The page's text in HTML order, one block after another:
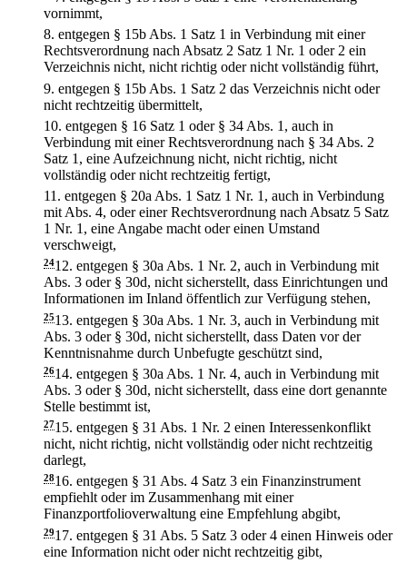
vornimmt,
8. entgegen § 15b Abs. 1 Satz 1 in Verbindung mit einer
Rechtsverordnung nach Absatz 2 Satz 1 Nr. 1 oder 2 ein
Verzeichnis nicht, nicht richtig oder nicht vollständig führt,
9. entgegen § 15b Abs. 1 Satz 2 das Verzeichnis nicht oder
nicht rechtzeitig übermittelt,
10. entgegen § 16 Satz 1 oder § 34 Abs. 1, auch in
Verbindung mit einer Rechtsverordnung nach § 34 Abs. 2
Satz 1, eine Aufzeichnung nicht, nicht richtig, nicht
vollständig oder nicht rechtzeitig fertigt,
11. entgegen § 20a Abs. 1 Satz 1 Nr. 1, auch in Verbindung
mit Abs. 4, oder einer Rechtsverordnung nach Absatz 5 Satz
1 Nr. 1, eine Angabe macht oder einen Umstand
verschweigt,
2412. entgegen § 30a Abs. 1 Nr. 2, auch in Verbindung mit
Abs. 3 oder § 30d, nicht sicherstellt, dass Einrichtungen und
Informationen im Inland öffentlich zur Verfügung stehen,
2513. entgegen § 30a Abs. 1 Nr. 3, auch in Verbindung mit
Abs. 3 oder § 30d, nicht sicherstellt, dass Daten vor der
Kenntnisnahme durch Unbefugte geschützt sind,
2614. entgegen § 30a Abs. 1 Nr. 4, auch in Verbindung mit
Abs. 3 oder § 30d, nicht sicherstellt, dass eine dort genannte
Stelle bestimmt ist,
2715. entgegen § 31 Abs. 1 Nr. 2 einen Interessenkonflikt
nicht, nicht richtig, nicht vollständig oder nicht rechtzeitig
darlegt,
2816. entgegen § 31 Abs. 4 Satz 3 ein Finanzinstrument
empfiehlt oder im Zusammenhang mit einer
Finanzportfolioverwaltung eine Empfehlung abgibt,
2917. entgegen § 31 Abs. 5 Satz 3 oder 4 einen Hinweis oder
eine Information nicht oder nicht rechtzeitig gibt,